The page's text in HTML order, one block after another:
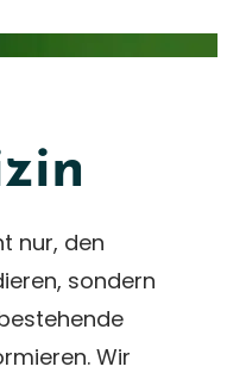
nur, den
sondern
Wir